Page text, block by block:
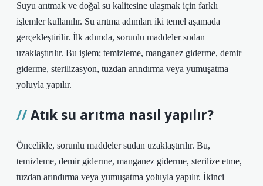
Suyu arıtmak ve doğal su kalitesine ulaşmak için farklı
işlemler kullanılır. Su arıtma adımları iki temel aşamada
gerçekleştirilir. İlk adımda, sorunlu maddeler sudan
uzaklaştırılır. Bu işlem; temizleme, manganez giderme, demir
giderme, sterilizasyon, tuzdan arındırma veya yumuşatma
yoluyla yapılır.
Atık su arıtma nasıl yapılır?
Öncelikle, sorunlu maddeler sudan uzaklaştırılır. Bu,
temizleme, demir giderme, manganez giderme, sterilize etme,
tuzdan arındırma veya yumuşatma yoluyla yapılır. İkinci